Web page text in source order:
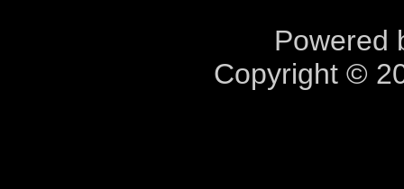
Powered
Copyright ©